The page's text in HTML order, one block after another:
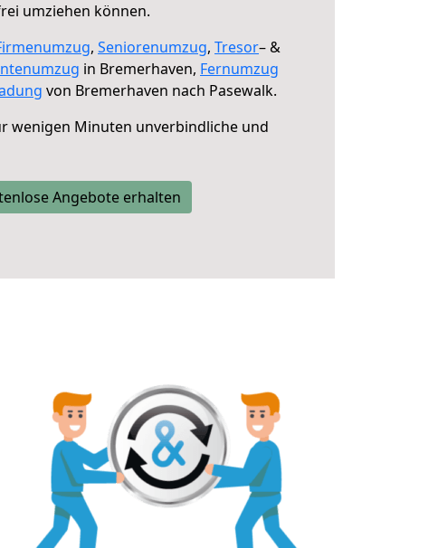
umziehen können.
, Seniorenumzug, Tresor– &
in Bremerhaven, Fernumzug
von Bremerhaven nach Pasewalk.
wenigen Minuten unverbindliche und
Angebote erhalten